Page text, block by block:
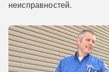
неисправностей.